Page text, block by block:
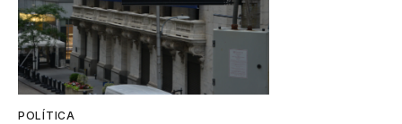
POLÍTICA